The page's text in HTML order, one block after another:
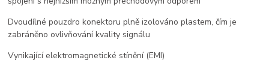
Dvoudílné pouzdro konektoru plně izolováno plastem, čím je
zabráněno ovlivňování kvality signálu
Vynikající elektromagnetické stínění (EMI)